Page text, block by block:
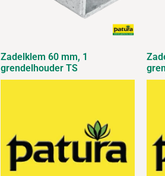
Zadelklem 60 mm, 1
grendelhouder TS